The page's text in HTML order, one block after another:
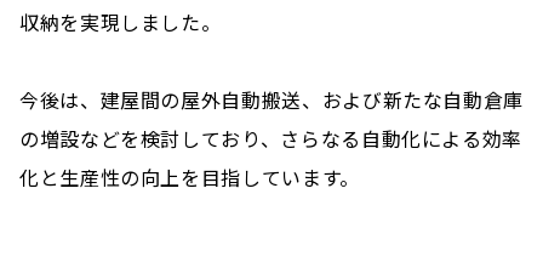
収納を実現しました。
今後は、建屋間の屋外自動搬送、および新たな自動倉庫
の増設などを検討しており、さらなる自動化による効率
化と生産性の向上を目指しています。